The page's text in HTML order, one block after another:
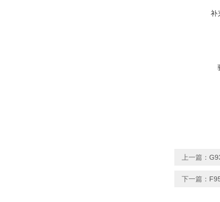
补
上一篇：
下一篇：